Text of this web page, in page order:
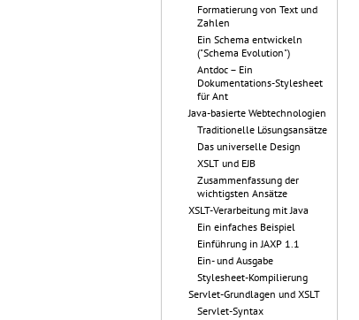
Formatierung von Text und
Zahlen
Ein Schema entwickeln
("Schema Evolution")
Antdoc – Ein
Dokumentations-Stylesheet
für Ant
Java-basierte Webtechnologien
Traditionelle Lösungsansätze
Das universelle Design
XSLT und EJB
Zusammenfassung der
wichtigsten Ansätze
XSLT-Verarbeitung mit Java
Ein einfaches Beispiel
Einführung in JAXP 1.1
Ein- und Ausgabe
Stylesheet-Kompilierung
Servlet-Grundlagen und XSLT
Servlet-Syntax